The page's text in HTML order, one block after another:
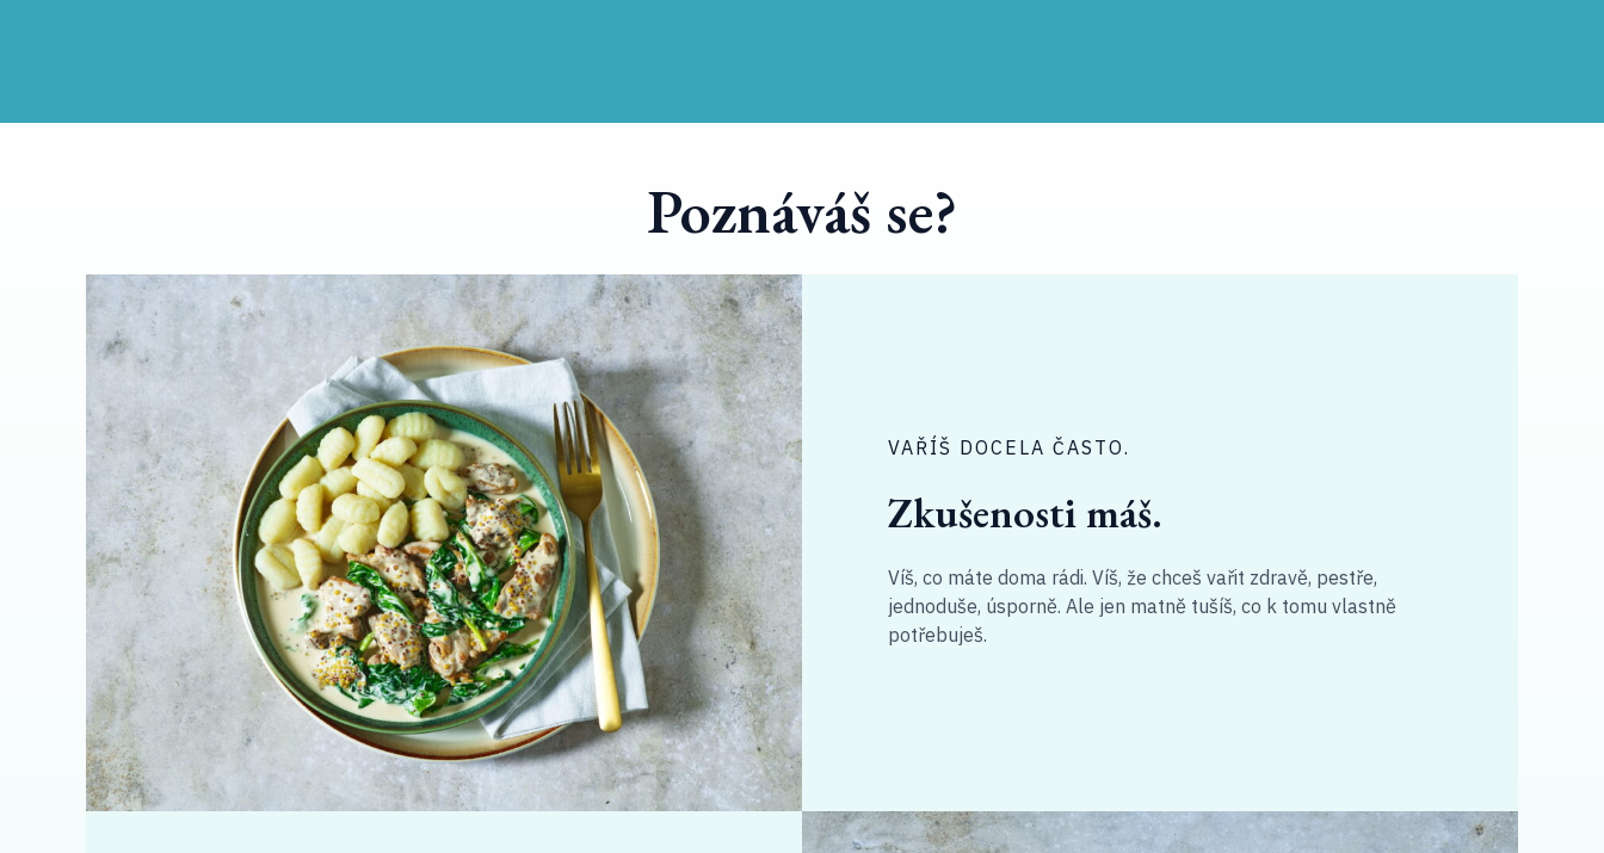
Poznáváš se?
VAŘÍŠ DOCELA ČASTO.
Zkušenosti máš.
Víš, co máte doma rádi. Víš, že chceš vařit zdravě, pestře,
jednoduše, úsporně. Ale jen matně tušíš, co k tomu vlastně
potřebuješ.